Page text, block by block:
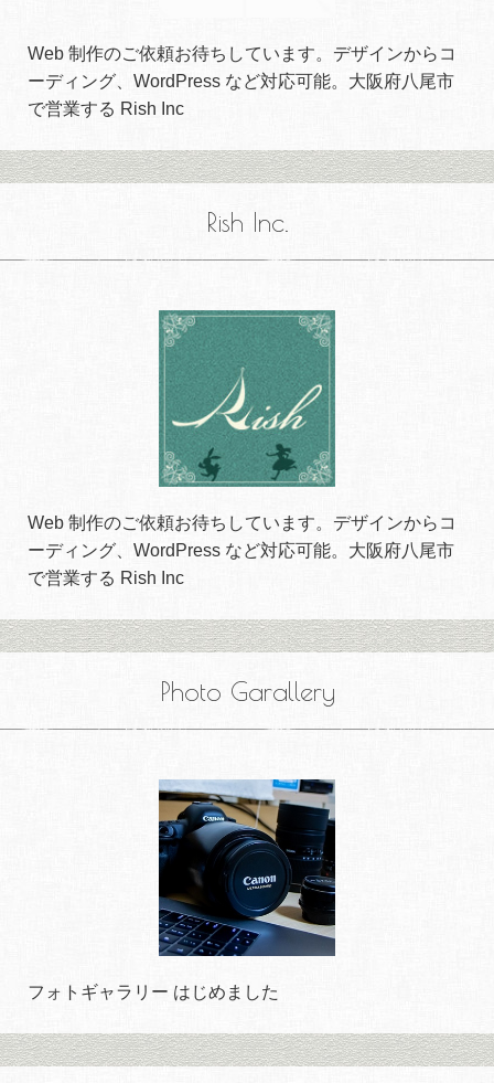
Web 制作のご依頼お待ちしています。デザインからコ
ーディング、WordPress など対応可能。大阪府八尾市
で営業する Rish Inc
Rish Inc.
Web 制作のご依頼お待ちしています。デザインからコ
ーディング、WordPress など対応可能。大阪府八尾市
で営業する Rish Inc
Photo Garallery
フォトギャラリー はじめました